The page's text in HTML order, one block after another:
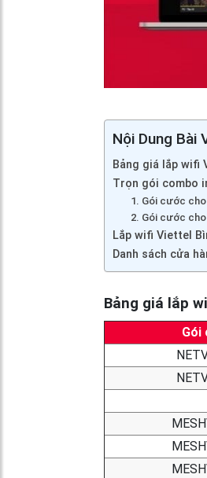
Nội Dung Bài
Bảng giá lắp wifi
Trọn gói combo
1. Gói cước
2. Gói cước
Lắp wifi Viettel
Danh sách cửa
Bảng giá lắp
Gói